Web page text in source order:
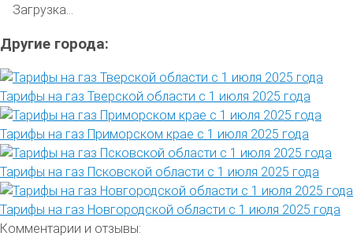
Загрузка...
Другие города:
Тарифы на газ Тверской области с 1 июля 2025 года
Тарифы на газ Приморском крае с 1 июля 2025 года
Тарифы на газ Псковской области с 1 июля 2025 года
Тарифы на газ Новгородской области с 1 июля 2025 года
Комментарии и отзывы: